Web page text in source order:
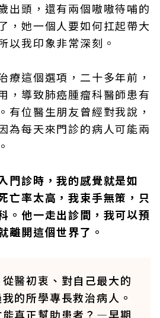
出頭，還有兩個嗷嗷待哺的
，她一個人要如何扛起帶大
以我印象非常深刻。
療這個選項，二十多年前，
，導致肺癌腫瘤科醫師患有
有位醫生朋友曾經對我說，
為每天來門診的病人可能兩
門診時，我的感覺就是如
亡率太高，我束手無策，只
。他一走出診間，我可以預
離開這個世界了。
醫初衷、對自己最大的
的所學專長救治病人。
真正幫助患者？—早期